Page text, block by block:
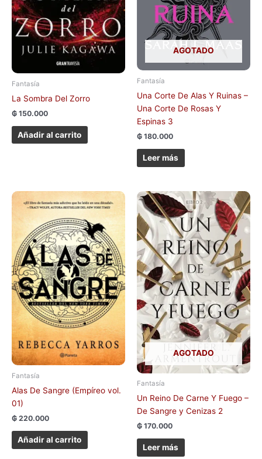
Fantasía
La Sombra Del Zorro
₲ 150.000
Añadir al carrito
AGOTADO
Fantasía
Una Corte De Alas Y Ruinas –
Una Corte De Rosas Y
Espinas 3
₲ 180.000
Leer más
Fantasía
Alas De Sangre (Empíreo vol.
01)
₲ 220.000
Añadir al carrito
AGOTADO
Fantasía
Un Reino De Carne Y Fuego –
De Sangre y Cenizas 2
₲ 170.000
Leer más